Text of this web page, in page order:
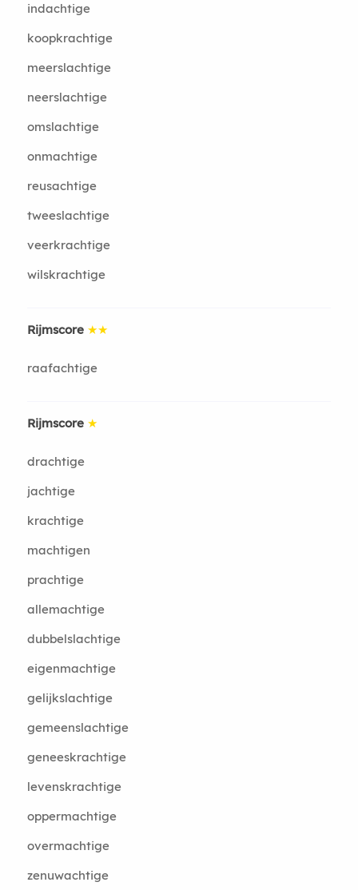
indachtige
koopkrachtige
meerslachtige
neerslachtige
omslachtige
onmachtige
reusachtige
tweeslachtige
veerkrachtige
wilskrachtige
Rijmscore ★★
raafachtige
Rijmscore ★
drachtige
jachtige
krachtige
machtigen
prachtige
allemachtige
dubbelslachtige
eigenmachtige
gelijkslachtige
gemeenslachtige
geneeskrachtige
levenskrachtige
oppermachtige
overmachtige
zenuwachtige